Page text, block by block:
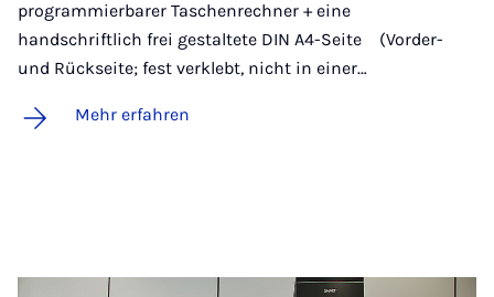
programmierbarer Taschenrechner + eine
handschriftlich frei gestaltete DIN A4-Seite (Vorder-
und Rückseite; fest verklebt, nicht in einer…
Mehr erfahren